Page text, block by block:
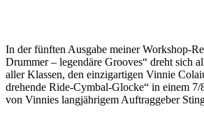
In der fünften Ausgabe meiner Workshop-
Drummer – legendäre Grooves“ dreht sich
aller Klassen, den einzigartigen Vinnie
drehende Ride-Cymbal-Glocke“ in einem 7/
von Vinnies langjährigem Auftraggeber